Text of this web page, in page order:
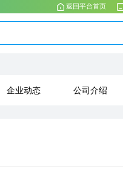
返回平台首页
企业动态 公司介绍